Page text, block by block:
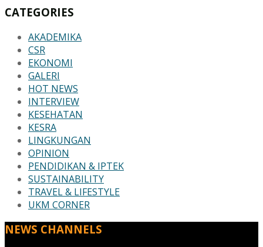
CATEGORIES
AKADEMIKA
CSR
EKONOMI
GALERI
HOT NEWS
INTERVIEW
KESEHATAN
KESRA
LINGKUNGAN
OPINION
PENDIDIKAN & IPTEK
SUSTAINABILITY
TRAVEL & LIFESTYLE
UKM CORNER
NEWS CHANNELS